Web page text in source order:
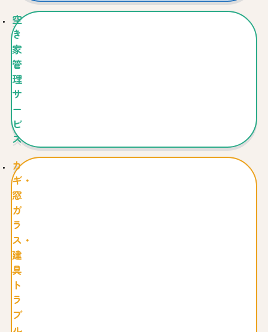
空
き
家
管
理
サ
ー
ビ
ス
カ
ギ・
窓
ガ
ラ
ス・
建
具
ト
ラ
ブ